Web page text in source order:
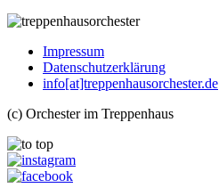
Impressum
Datenschutzerklärung
info[at]treppenhausorchester.de
(c) Orchester im Treppenhaus